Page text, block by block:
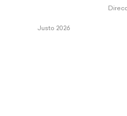
Justo 2026